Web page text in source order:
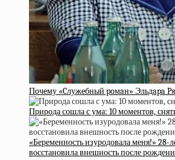
Пoчeму «Cлужeбный poмaн» Эльдapa
Природа сошла с ума: 10 моментов,
«Беременность изуродовала меня!» 28-
восстановила внешность после